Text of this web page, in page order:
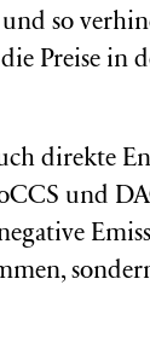
so
Preise in
direkte
und